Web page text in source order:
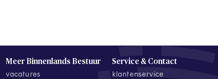
Meer Binnenlands Bestuur
vacatures
Service & Contact
klantenservice